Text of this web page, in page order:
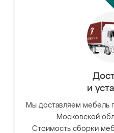
и
Мы доставляем мебель
Московской
Стоимость сборки